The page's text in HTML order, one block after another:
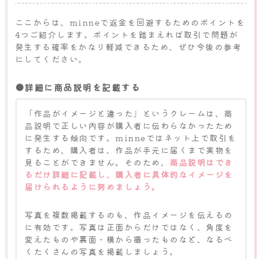
ここからは、minneで返金を回避するためのポイントを
4つご紹介します。ポイントを踏まえれば取引で問題が
発生する確率をかなり軽減できるため、ぜひ今後の参考
にしてください。
●詳細に商品説明を記載する
「作品がイメージと違った」というクレームは、商
品説明で正しい内容が購入者に伝わらなかったため
に発生する傾向です。minneではネット上で取引を
するため、購入者は、作品が手元に届くまで実物を
見ることができません。そのため、 商品説明はでき
るだけ詳細に記載し、購入者に具体的なイメージを
届けられるように努めましょう。
写真を複数掲載するのも、作品イメージを伝えるの
に有効です。写真は正面からだけではなく、角度を
変えたものや裏面・横から撮ったものなど、なるべ
くたくさんの写真を掲載しましょう。